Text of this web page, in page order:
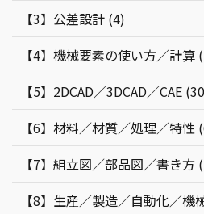
【3】公差設計 (4)
【4】機械要素の使い方／計算
【5】2DCAD／3DCAD／CAE
【6】材料／材質／処理／特性
【7】組立図／部品図／書き方
【8】生産／製造／自動化／機